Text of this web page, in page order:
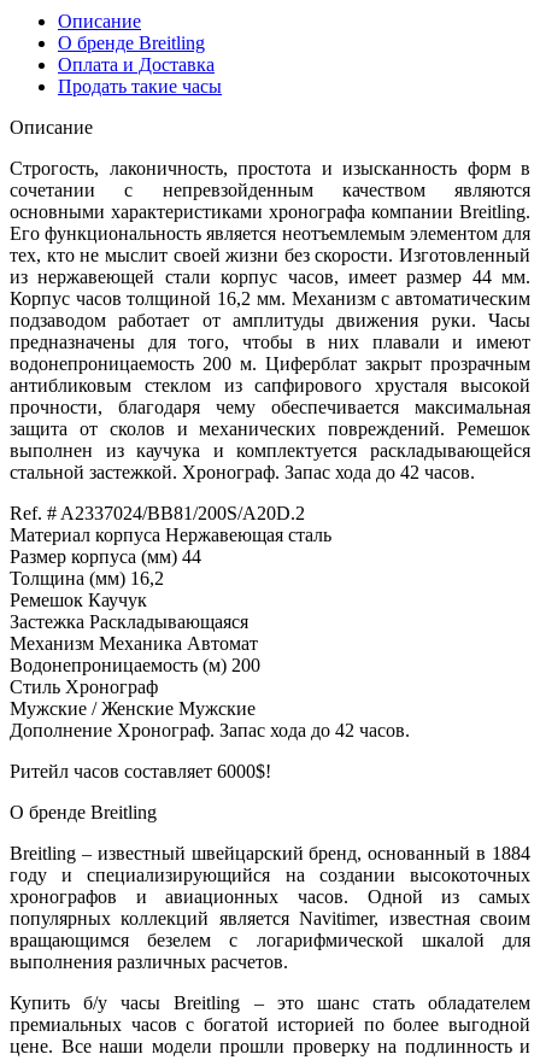
Описание
О бренде Breitling
Оплата и Доставка
Продать такие часы
Описание
Строгость, лаконичность, простота и изысканность форм в
сочетании с непревзойденным качеством являются
основными характеристиками хронографа компании Breitling.
Его функциональность является неотъемлемым элементом для
тех, кто не мыслит своей жизни без скорости. Изготовленный
из нержавеющей стали корпус часов, имеет размер 44 мм.
Корпус часов толщиной 16,2 мм. Механизм с автоматическим
подзаводом работает от амплитуды движения руки. Часы
предназначены для того, чтобы в них плавали и имеют
водонепроницаемость 200 м. Циферблат закрыт прозрачным
антибликовым стеклом из сапфирового хрусталя высокой
прочности, благодаря чему обеспечивается максимальная
защита от сколов и механических повреждений. Ремешок
выполнен из каучука и комплектуется раскладывающейся
стальной застежкой. Хронограф. Запас хода до 42 часов.
Ref. # A2337024/BB81/200S/A20D.2
Материал корпуса Нержавеющая сталь
Размер корпуса (мм) 44
Толщина (мм) 16,2
Ремешок Каучук
Застежка Раскладывающаяся
Механизм Механика Автомат
Водонепроницаемость (м) 200
Стиль Хронограф
Мужские / Женские Мужские
Дополнение Хронограф. Запас хода до 42 часов.
Ритейл часов составляет 6000$!
О бренде Breitling
Breitling – известный швейцарский бренд, основанный в 1884
году и специализирующийся на создании высокоточных
хронографов и авиационных часов. Одной из самых
популярных коллекций является Navitimer, известная своим
вращающимся безелем с логарифмической шкалой для
выполнения различных расчетов.
Купить б/у часы Breitling – это шанс стать обладателем
премиальных часов с богатой историей по более выгодной
цене. Все наши модели прошли проверку на подлинность и